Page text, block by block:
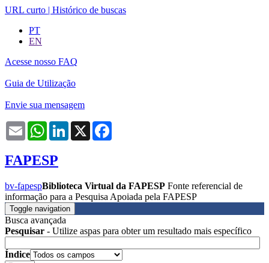
URL curto | Histórico de buscas
PT
EN
Acesse nosso FAQ
Guia de Utilização
Envie sua mensagem
Email WhatsAppLinkedIn
X
FAPESP
bv-fapespBiblioteca Virtual da FAPESP Fonte referencial de
informação para a Pesquisa Apoiada pela FAPESP
Toggle navigation
Busca avançada
Pesquisar - Utilize aspas para obter um resultado mais específico
Índice